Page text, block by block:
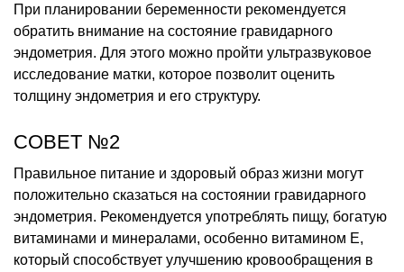
При планировании беременности рекомендуется
обратить внимание на состояние гравидарного
эндометрия. Для этого можно пройти ультразвуковое
исследование матки, которое позволит оценить
толщину эндометрия и его структуру.
СОВЕТ №2
Правильное питание и здоровый образ жизни могут
положительно сказаться на состоянии гравидарного
эндометрия. Рекомендуется употреблять пищу, богатую
витаминами и минералами, особенно витамином Е,
который способствует улучшению кровообращения в